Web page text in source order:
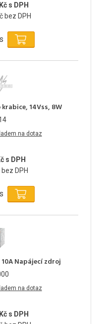
s DPH
bez DPH
14Vss, 8W
na dotaz
s DPH
DPH
10A Napájecí zdroj
na dotaz
s DPH